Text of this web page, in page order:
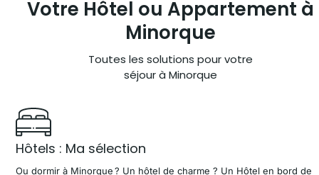
Votre Hôtel ou Appartement à
Minorque
Toutes les solutions pour votre
séjour à Minorque
Hôtels : Ma sélection
Ou dormir à Minorque ? Un hôtel de charme ? Un Hôtel en bord de